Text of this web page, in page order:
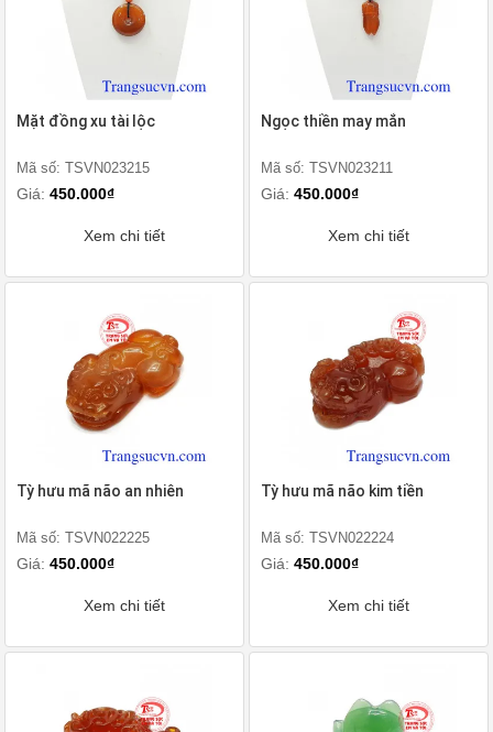
Mặt đồng xu tài lộc
Mã số: TSVN023215
Giá: 450.000₫
Xem chi tiết
Ngọc thiền may mắn
Mã số: TSVN023211
Giá: 450.000₫
Xem chi tiết
Tỳ hưu mã não an nhiên
Mã số: TSVN022225
Giá: 450.000₫
Xem chi tiết
Tỳ hưu mã não kim tiền
Mã số: TSVN022224
Giá: 450.000₫
Xem chi tiết